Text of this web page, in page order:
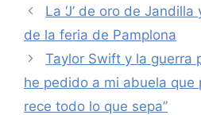
La ‘J’ de oro de
de la feria de Pamplona
Taylor Swift y la guerra
he pedido a mi abuela que
rece todo lo que sepa”